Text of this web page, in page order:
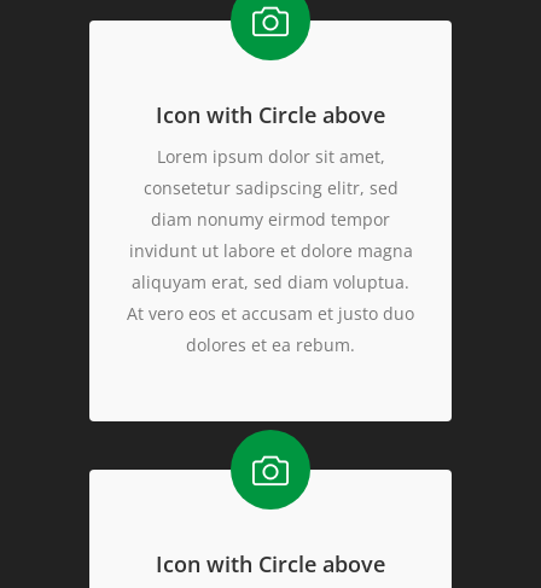
Icon with Circle above
Lorem ipsum dolor sit amet,
consetetur sadipscing elitr, sed
diam nonumy eirmod tempor
invidunt ut labore et dolore magna
aliquyam erat, sed diam voluptua.
At vero eos et accusam et justo duo
dolores et ea rebum.
Icon with Circle above